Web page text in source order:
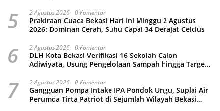
5 2 Agustus 2026 0 Komentar
Prakiraan Cuaca Bekasi Hari Ini Minggu 2 Agustus
2026: Dominan Cerah, Suhu Capai 34 Derajat Celcius
6 2 Agustus 2026 0 Komentar
DLH Kota Bekasi Verifikasi 16 Sekolah Calon
Adiwiyata, Usung Pengelolaan Sampah hingga Target
7 2 Agustus 2026 0 Komentar
Gangguan Pompa Intake IPA Pondok Ungu, Suplai Air
Perumda Tirta Patriot di Sejumlah Wilayah Bekasi